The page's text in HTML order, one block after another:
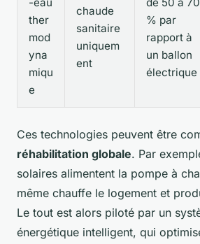
-eau
ther
mod
yna
miqu
e
chaude
sanitaire
uniquem
ent
de 50 à 70
% par
rapport à
un ballon
électrique
Ces technologies peuvent être
réhabilitation globale. Par
solaires alimentent la pompe à
même chauffe le logement et
Le tout est alors piloté par un
énergétique intelligent, qui